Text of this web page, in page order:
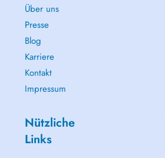
Über uns
Presse
Blog
Karriere
Kontakt
Impressum
Nützliche
Links